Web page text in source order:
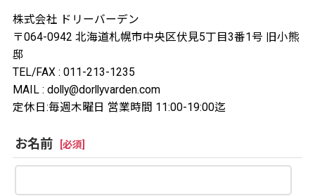
株式会社 ドリーバーデン
〒064-0942 北海道札幌市中央区伏見5丁目3番1号 旧小熊
邸
TEL/FAX : 011-213-1235
MAIL : dolly@dorllyvarden.com
定休日:毎週木曜日 営業時間 11:00-19:00迄
お名前 必須